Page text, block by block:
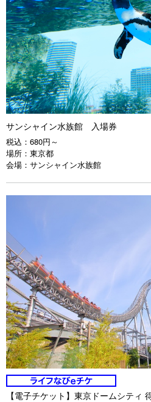
サンシャイン水族館 入場券
税込： 680円～
場所： 東京都
会場： サンシャイン水族館
【電子チケット】東京ドームシテ